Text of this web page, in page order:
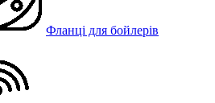
Фланці для бойлерів